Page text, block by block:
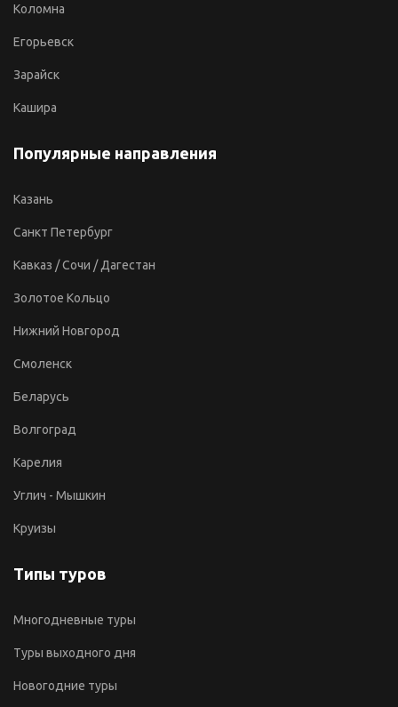
Коломна
Егорьевск
Зарайск
Кашира
Популярные направления
Казань
Санкт Петербург
Кавказ / Сочи / Дагестан
Золотое Кольцо
Нижний Новгород
Смоленск
Беларусь
Волгоград
Карелия
Углич - Мышкин
Круизы
Типы туров
Многодневные туры
Туры выходного дня
Новогодние туры